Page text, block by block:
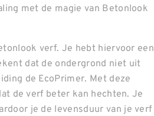
met de magie van Betonlook
verf. Je hebt hiervoor een
dat de ondergrond niet uit
de EcoPrimer. Met deze
de verf beter kan hechten. Je
je de levensduur van je verf